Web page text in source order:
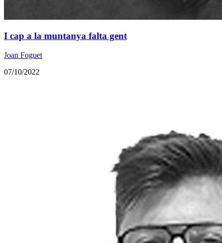
I cap a la muntanya falta gent
Joan Foguet
07/10/2022